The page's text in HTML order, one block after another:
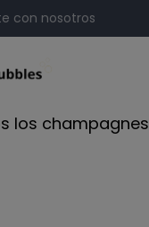
con nosotros
los champagnes